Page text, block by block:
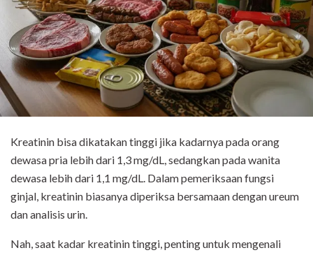
Kreatinin bisa dikatakan tinggi jika kadarnya pada orang
dewasa pria lebih dari 1,3 mg/dL, sedangkan pada wanita
dewasa lebih dari 1,1 mg/dL. Dalam pemeriksaan fungsi
ginjal, kreatinin biasanya diperiksa bersamaan dengan ureum
dan analisis urin.
Nah, saat kadar kreatinin tinggi, penting untuk mengenali